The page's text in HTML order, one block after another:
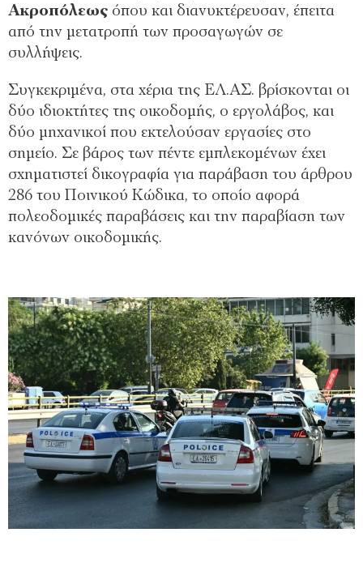
Ακροπόλεως όπου και διανυκτέρευσαν, έπειτα
από την μετατροπή των προσαγωγών σε
συλλήψεις.
​Συγκεκριμένα, στα χέρια της ΕΛ.ΑΣ. βρίσκονται οι
δύο ιδιοκτήτες της οικοδομής, ο εργολάβος, και
δύο μηχανικοί που εκτελούσαν εργασίες στο
σημείο. Σε βάρος των πέντε εμπλεκομένων έχει
σχηματιστεί δικογραφία για παράβαση του άρθρου
286 του Ποινικού Κώδικα, το οποίο αφορά
πολεοδομικές παραβάσεις και την παραβίαση των
κανόνων οικοδομικής.